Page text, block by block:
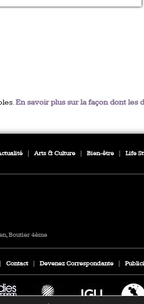
En savoir plus sur la façon dont les
Arts & Culture Bien-être Life
Boutier 4ème
Contact Devenez Correspondante